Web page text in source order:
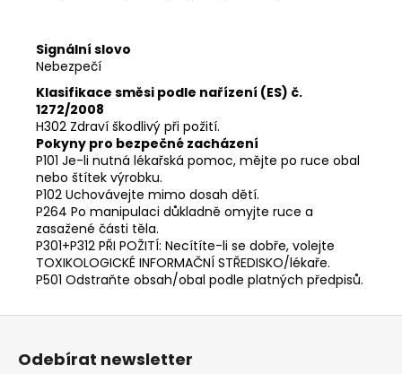
Signální slovo
Nebezpečí
Klasifikace směsi podle nařízení (ES) č.
1272/2008
H302 Zdraví škodlivý při požití.
Pokyny pro bezpečné zacházení
P101 Je-li nutná lékařská pomoc, mějte po ruce obal
nebo štítek výrobku.
P102 Uchovávejte mimo dosah dětí.
P264 Po manipulaci důkladně omyjte ruce a
zasažené části těla.
P301+P312 PŘI POŽITÍ: Necítíte-li se dobře, volejte
TOXIKOLOGICKÉ INFORMAČNÍ STŘEDISKO/lékaře.
P501 Odstraňte obsah/obal podle platných předpisů.
Odebírat newsletter